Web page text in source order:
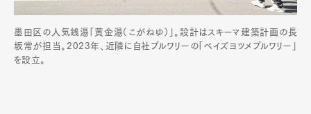
墨田区の人気銭湯「黄金湯（こがねゆ）」。設計はスキーマ建築計画の長
坂常が担当。2023年、近隣に自社ブルワリーの「ベイズヨツメブルワリー」
を設立。